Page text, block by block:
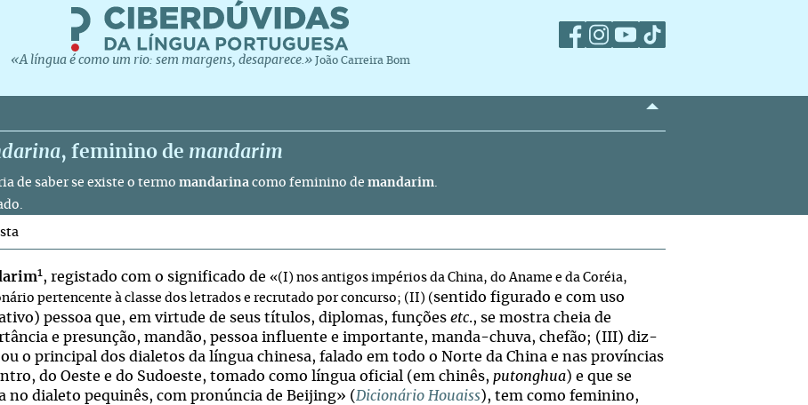
«A língua é como um rio: sem margens, desaparece.» João Carreira Bom
, feminino de mandarim
de saber se existe o termo mandarina como feminino de mandarim.
1 , registado com o significado de «(I) nos antigos impérios da China, do Aname e da Coréia,
pertencente à classe dos letrados e recrutado por concurso; (II) (sentido figurado e com uso
pessoa que, em virtude de seus títulos, diplomas, funções etc., se mostra cheia de
e presunção, mandão, pessoa influente e importante, manda-chuva, chefão; (III) diz-
ou o principal dos dialetos da língua chinesa, falado em todo o Norte da China e nas províncias
do Oeste e do Sudoeste, tomado como língua oficial (em chinês, putonghua) e que se
no dialeto pequinês, com pronúncia de Beijing» ( Dicionário Houaiss), tem como feminino,